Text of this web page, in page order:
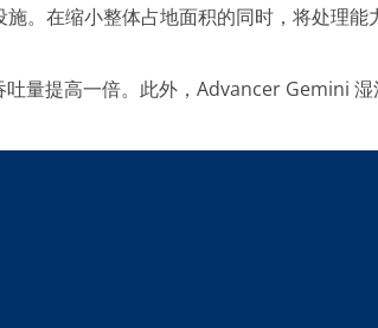
。在缩小整体占地面积的同时，将处理
提高一倍。此外，Advancer Gemini 湿